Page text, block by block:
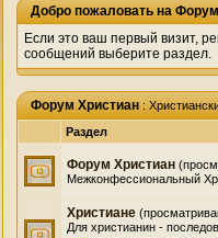
Добро пожаловать на
Если это ваш первый визит,
сообщений выберите раздел.
Форум Христиан :
Раздел
Форум Христиан
Межконфессиональный
Христиане
Для христианин -